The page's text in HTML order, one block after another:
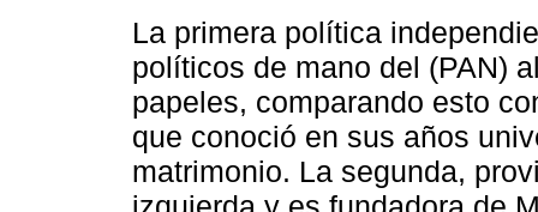
La primera política
políticos de mano del (PAN)
papeles, comparando esto
que conoció en sus años
matrimonio. La segunda,